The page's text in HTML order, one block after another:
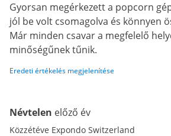
Gyorsan megérkezett a popcorn
jól be volt csomagolva és könnyen
Már minden csavar a megfelelő
minőségűnek tűnik.
Eredeti értékelés megjelenítése
Névtelen előző év
Közzétéve Expondo Switzerland